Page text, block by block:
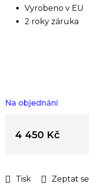
Na objednání
Vyrobeno v EU
2 roky záruka
Tisk Zeptat se
4 450 Kč